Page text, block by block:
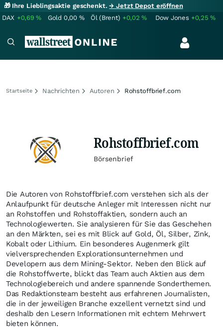
🎁 Ihre Lieblingsaktie geschenkt.→ Jetzt Depot eröffnen
DAX +0,69% Gold 0,00 % Öl (Brent) +0,02% Dow Jones +0,25%
Startseite Nachrichten Autoren Rohstoffbrief.com
Rohstoffbrief.com
Börsenbrief
Die Autoren von Rohstoffbrief.com verstehen sich als der
Anlaufpunkt für deutsche Anleger mit Interessen nicht nur
an Rohstoffen und Rohstoffaktien, sondern auch an
Technologiewerten. Sie analysieren für Sie das Geschehen
an den Märkten, sei es mit Blick auf Gold, Öl, Silber, Zink,
Kobalt oder Lithium. Ein besonderes Augenmerk gilt
vielversprechenden Explorationsunternehmen und
Developern aus dem Mining-Sektor. Neben den Blick auf
die Rohstoffwerte, blickt das Team auch Aktien aus dem
Technologiebereich und andere spannende Sonderthemen.
Das Redaktionsteam besteht aus erfahrenen Journalisten,
die in der jeweiligen Branche exzellent vernetzt sind und
deshalb den Lesern Informationen mit echtem Mehrwert
bieten können.